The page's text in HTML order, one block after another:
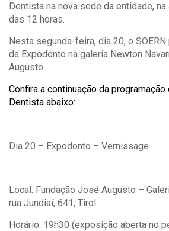
Dentista na nova sede da entidade, na
das 12 horas.
Nesta segunda-feira, dia 20, o
da Expodonto na galeria Newton
Augusto.
Confira a continuação da programação
Dentista abaixo:
Dia 20 – Expodonto – Vernissage
Local: Fundação José Augusto –
rua Jundiaí, 641, Tirol
Horário: 19h30 (exposição aberta no